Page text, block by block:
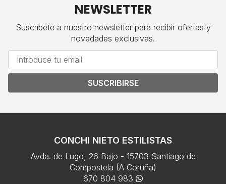
NEWSLETTER
Suscríbete a nuestro newsletter para recibir ofertas y
novedades exclusivas.
SUSCRIBIRSE
CONCHI NIETO ESTILISTAS
Avda. de Lugo, 26 Bajo - 15703 Santiago de
Compostela (A Coruña)
670 804 983